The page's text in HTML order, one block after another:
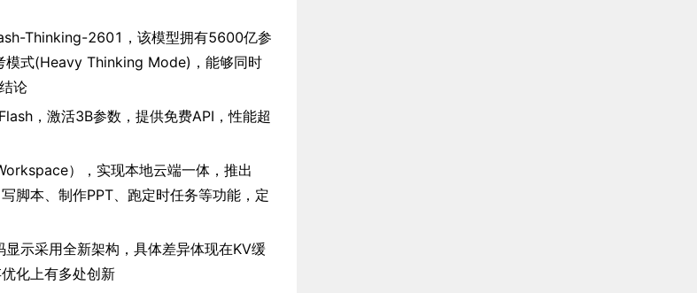
Thinking-2601，该模型拥有5600亿参
模式(Heavy Thinking Mode)，能够同时
论
，激活3B参数，提供免费API，性能超
），实现本地云端一体，推出
脚本、制作PPT、跑定时任务等功能，定
示采用全新架构，具体差异体现在KV缓
化上有多处创新